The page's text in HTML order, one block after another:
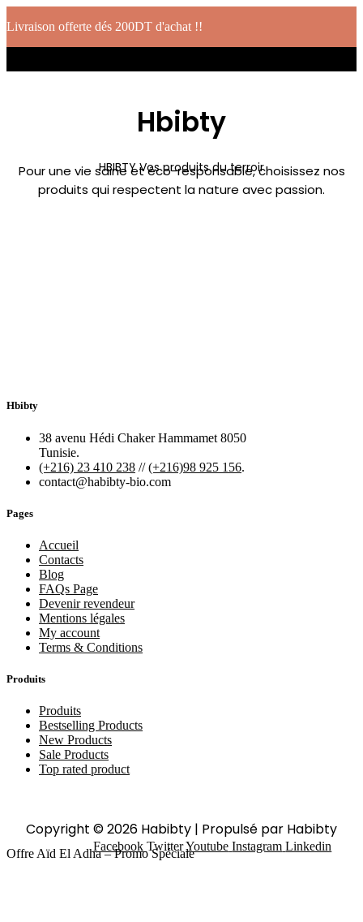
Livraison offerte dés 200DT d'achat !!
Hbibty
HBIBTY Vos produits du terroir
Pour une vie saine et éco-responsable, choisissez nos
produits qui respectent la nature avec passion.
Hbibty
38 avenu Hédi Chaker Hammamet 8050
Tunisie.
(+216) 23 410 238 //(+216)98 925 156.
contact@habibty-bio.com
Pages
Accueil
Contacts
Blog
FAQs Page
Devenir revendeur
Mentions légales
My account
Terms & Conditions
Produits
Produits
Bestselling Products
New Products
Sale Products
Top rated product
Copyright © 2026 Habibty | Propulsé par Habibty
Facebook TwitterYoutube Instagram Linkedin
Offre Aïd El Adha – Promo Spéciale